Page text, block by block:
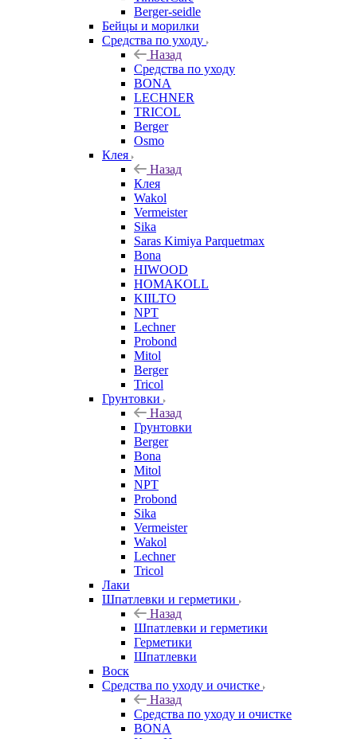
Berger-seidle
Бейцы и морилки
Средства по уходу
Назад
Средства по уходу
BONA
LECHNER
TRICOL
Berger
Osmo
Клея
Назад
Клея
Wakol
Vermeister
Sika
Saras Kimiya Parquetmax
Bona
HIWOOD
HOMAKOLL
KIILTO
NPT
Lechner
Probond
Mitol
Berger
Tricol
Грунтовки
Назад
Грунтовки
Berger
Bona
Mitol
NPT
Probond
Sika
Vermeister
Wakol
Lechner
Tricol
Лаки
Шпатлевки и герметики
Назад
Шпатлевки и герметики
Герметики
Шпатлевки
Воск
Средства по уходу и очистке
Назад
Средства по уходу и очистке
BONA